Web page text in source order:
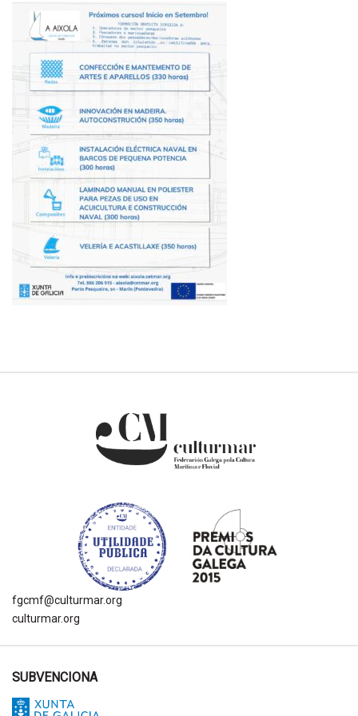
fgcmf@culturmar.org
culturmar.org
SUBVENCIONA